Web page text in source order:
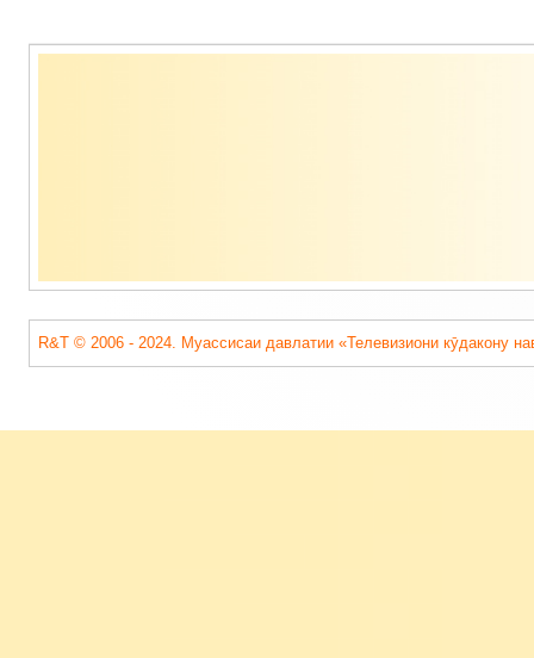
Содержимое
R&T © 2006 - 2024. Муассисаи давлатии «Телевизиони кӯдакону